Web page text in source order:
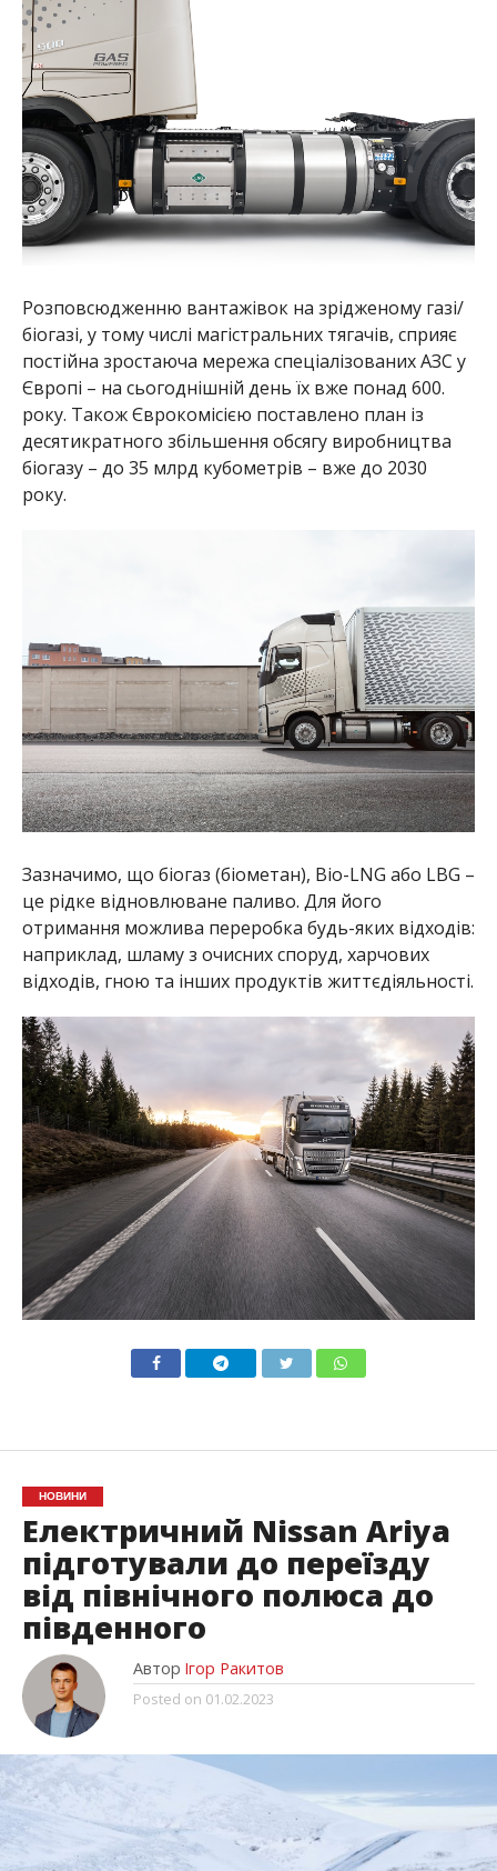
Розповсюдженню вантажівок на зрідженому газі/
біогазі, у тому числі магістральних тягачів, сприяє
постійна зростаюча мережа спеціалізованих АЗС у
Європі – на сьогоднішній день їх вже понад 600.
року. Також Єврокомісією поставлено план із
десятикратного збільшення обсягу виробництва
біогазу – до 35 млрд кубометрів – вже до 2030
року.
Зазначимо, що біогаз (біометан), Bio-LNG або LBG –
це рідке відновлюване паливо. Для його
отримання можлива переробка будь-яких відходів:
наприклад, шламу з очисних споруд, харчових
відходів, гною та інших продуктів життєдіяльності.
НОВИНИ
Електричний Nissan Ariya
підготували до переїзду
від північного полюса до
південного
Автор Ігор Ракитов
Posted on 01.02.2023